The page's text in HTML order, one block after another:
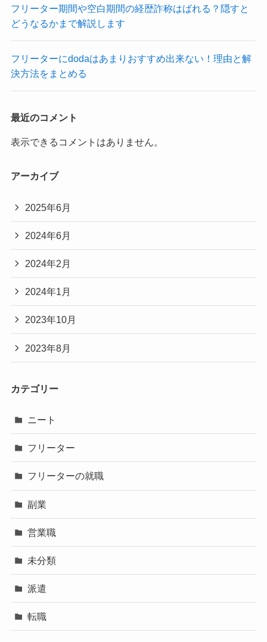
フリーター期間や空白期間の経歴詐称はばれる？隠すと
どうなるかまで解説します
フリーターにdodaはあまりおすすめ出来ない！理由と解
決方法をまとめる
最近のコメント
表示できるコメントはありません。
アーカイブ
2025年6月
2024年6月
2024年2月
2024年1月
2023年10月
2023年8月
カテゴリー
ニート
フリーター
フリーターの就職
副業
営業職
未分類
派遣
転職